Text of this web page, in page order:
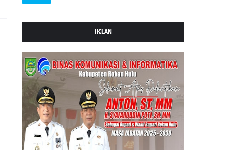
IKLAN